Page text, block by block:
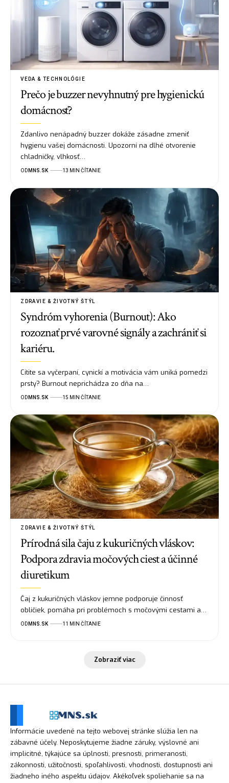
VEDA & TECHNOLÓGIE
Prečo je buzzer nevyhnutný pre hygienickú
domácnosť?
Zdanlivo nenápadný buzzer dokáže zásadne zmeniť
hygienu vašej domácnosti. Upozorní na dlhé otvorenie
chladničky, vlhkosť…
OD MNS.SK 13 MIN ČÍTANIE
ZDRAVIE & ŽIVOTNÝ ŠTÝL
Syndróm vyhorenia (Burnout): Ako
rozoznať prvé varovné signály a zachrániť si
kariéru.
Cítite sa vyčerpaní, cynickí a motivácia vám uniká pomedzi
prsty? Burnout neprichádza zo dňa na…
OD MNS.SK 15 MIN ČÍTANIE
ZDRAVIE & ŽIVOTNÝ ŠTÝL
Prírodná sila čaju z kukuričných vláskov:
Podpora zdravia močových ciest a účinné
diuretikum
Čaj z kukuričných vláskov jemne podporuje činnosť
obličiek, pomáha pri problémoch s močovými cestami a…
OD MNS.SK 11 MIN ČÍTANIE
Zobraziť viac
Informácie uvedené na tejto webovej stránke slúžia len na
zábavné účely. Neposkytujeme žiadne záruky, výslovné ani
implicitné, týkajúce sa úplnosti, presnosti, primeranosti,
zákonnosti, užitočnosti, spoľahlivosti, vhodnosti, dostupnosti ani
žiadneho iného aspektu údajov. Akékoľvek spoliehanie sa na